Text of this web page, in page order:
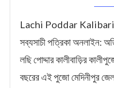
Lachi Poddar Kalibari
সব্যসাচী পত্রিকা অনলাইন:
লছি পোদ্দার কালীবাড়ির
বছরের এই পুজো মেদিনীপুর